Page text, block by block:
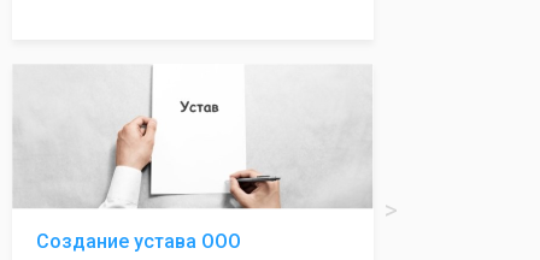
большая часть отказов - наши юристы с
оформление самого сложного документа на
себя! Многолетний опыт работы наших
юристов позволяет оформлять заявление без
ошибок, тем самым гарантируя вам
успешную регистрацию в налоговой
Создание устава ООО